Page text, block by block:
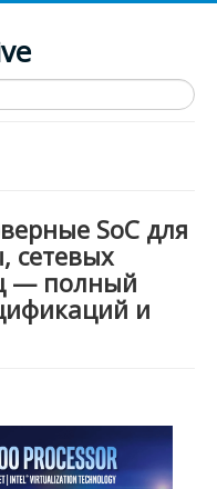
SoC для
сетевых
— полный
и